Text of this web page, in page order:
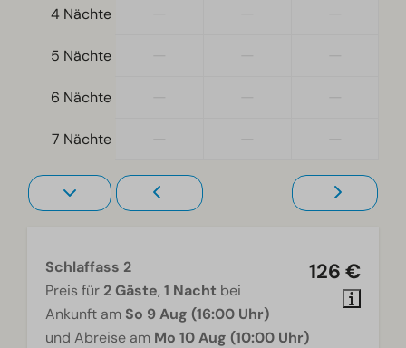
4 Nächte
5 Nächte
6 Nächte
7 Nächte
126 €
Schlaffass 2
Preis für 2 Gäste, 1 Nacht bei
Ankunft am So 9 Aug (16:00 Uhr)
und Abreise am Mo 10 Aug (10:00 Uhr)